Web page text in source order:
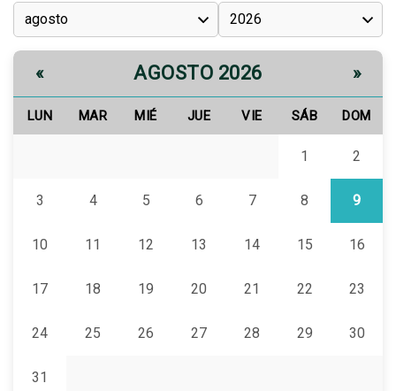
« AGOSTO 2026 »
LUN MAR MIÉ JUE VIE SÁB DOM
1 2
3 4 5 6 7 8 9
10 11 12 13 14 15 16
17 18 19 20 21 22 23
24 25 26 27 28 29 30
31